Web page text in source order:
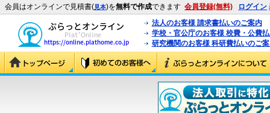
会員はオンラインで見積書(見本)を無料で作成できます 会員登録(無料) ログイン
法人のお客様 請求書払いのご案内
学校・官公庁のお客様 校費・公費
研究機関のお客様 科研費払いのご